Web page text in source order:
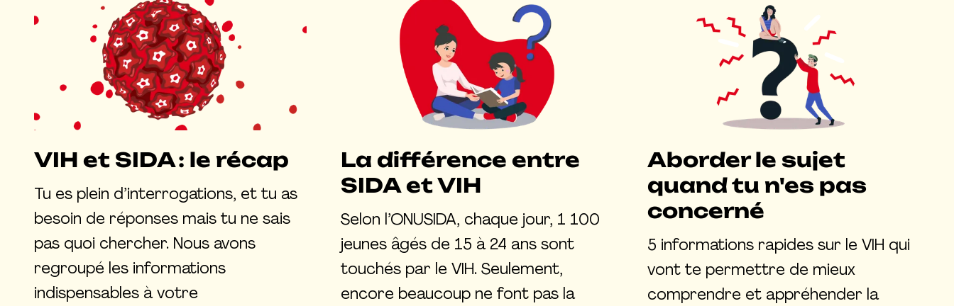
VIH et SIDA : le récap
Tu es plein d’interrogations, et tu as
besoin de réponses mais tu ne sais
pas quoi chercher. Nous avons
regroupé les informations
indispensables à votre
La différence entre
SIDA et VIH
Selon l’ONUSIDA, chaque jour, 1 100
jeunes âgés de 15 à 24 ans sont
touchés par le VIH. Seulement,
encore beaucoup ne font pas la
Aborder le sujet
quand tu n'es pas
concerné
5 informations rapides sur le VIH qui
vont te permettre de mieux
comprendre et appréhender la